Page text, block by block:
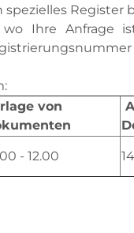
spezielles Register
wo Ihre Anfrage
von
- 12.00